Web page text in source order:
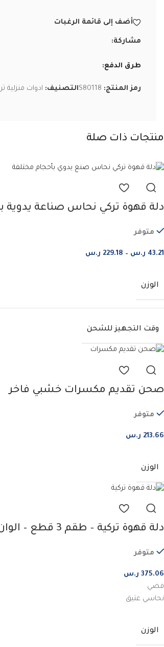
أضف إلى قائمة الرغبات
مشاركة:
طرق الدفع:
رمز المنتج: S80118التصنيف: ادوات منزلية
منتجات ذات صلة
دلة قهوة تركي نحاس صناعة يدوية
متوفر
43.21 ر.س –
229.18 ر.س
الوزن
وقت التجهيز للشحن
صحن تقديم مكسرات خشبي فاخر
متوفر
213.66 ر.س
الوزن
دلة قهوة تركية – طقم 3 قطع – الوان مختلفة
متوفر
375.06 ر.س
فضي
نحاسي عتيق
الوزن